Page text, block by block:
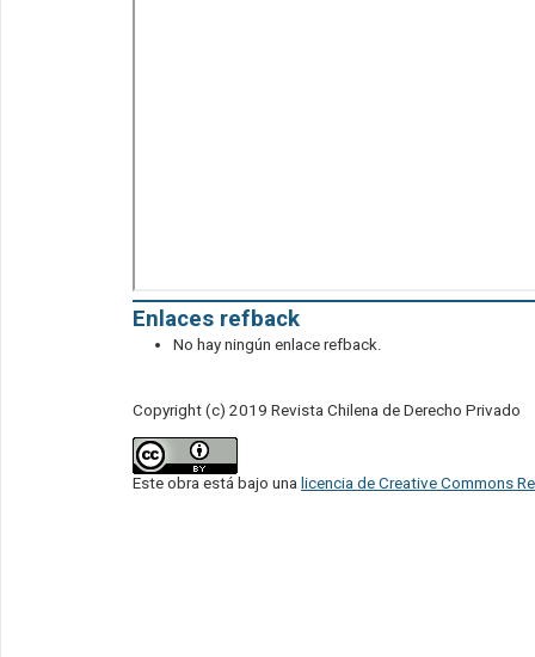
Enlaces refback
No hay ningún enlace refback.
Copyright (c) 2019 Revista Chilena de Derecho Privado
Este obra está bajo una licencia de Creative Commons